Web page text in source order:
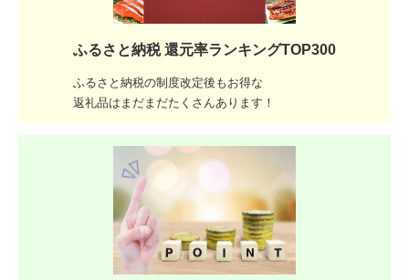
ふるさと納税 還元率ランキングTOP300
ふるさと納税の制度改定後もお得な
返礼品はまだまだたくさんあります！